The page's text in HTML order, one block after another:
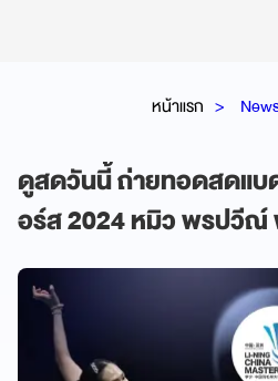
หน้าแรก
ดูสดวันนี้ ถ่ายทอดสดแบ
อร์ส 2024 หมิว พรปวีณ์